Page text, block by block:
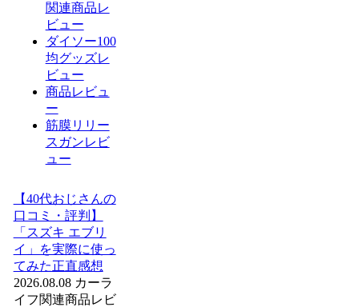
関連商品レ
ビュー
ダイソー100
均グッズレ
ビュー
商品レビュ
ー
筋膜リリー
スガンレビ
ュー
【40代おじさんの
口コミ・評判】
「スズキ エブリ
イ」を実際に使っ
てみた正直感想
2026.08.08 カーラ
イフ関連商品レビ